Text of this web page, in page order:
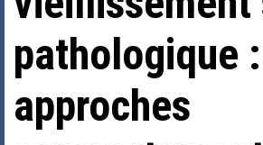
pathologique :
approches